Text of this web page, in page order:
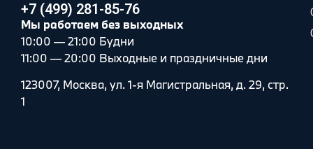
+7 (499) 281-85-76
Мы работаем без выходных
10:00 — 21:00 Будни
11:00 — 20:00 Выходные и праздничные дни
123007, Москва, ул. 1-я Магистральная, д. 29, стр.
1